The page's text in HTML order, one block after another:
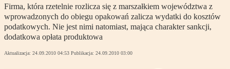
Firma, która rzetelnie rozlicza się z marszałkiem województwa z
wprowadzonych do obiegu opakowań zalicza wydatki do kosztów
podatkowych. Nie jest nimi natomiast, mająca charakter sankcji,
dodatkowa opłata produktowa
Aktualizacja: 24.09.2010 04:53 Publikacja: 24.09.2010 03:00